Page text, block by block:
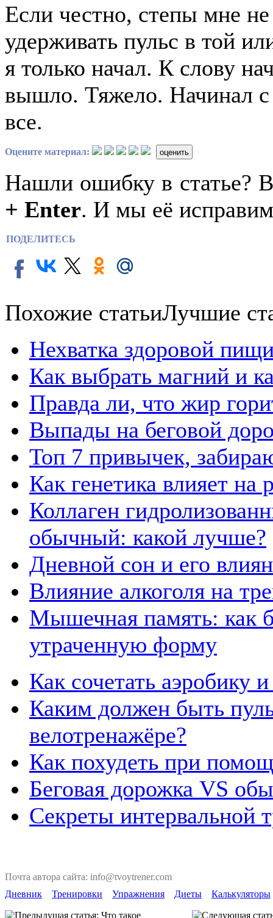
Если честно, степы мне
удерживать пульс в той
я только начал. К слову
вышло. Тяжело. Начинал с
все.
Оцените материал: оценить
Нашли ошибку в статье?
+ Enter. И мы её
ПОДЕЛИТЕСЬ
Похожие статьиЛучшие
Нехватка здоровой
Как выбрать магний и
Правда ли, что жир
Выпады на беговой
Топ 7 привычек,
Как генетика влияет
Коллаген
обычный: какой лучше?
Дневной сон и его
Влияние алкоголя на
Мышечная память: как
утраченную форму
Как сочетать аэробику
Каким должен быть
велотренажёре?
Как похудеть при
Беговая дорожка VS
Секреты интервальной
Почта автора сайта: info@tvoytrener.com
Дневник
Тренировки Упражнения Диеты Калькуляторы